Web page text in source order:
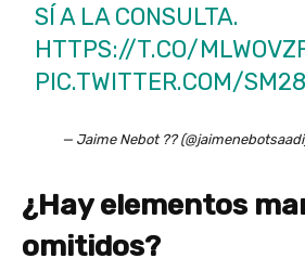
SÍ A LA CONSULTA.
HTTPS://T.CO/
PIC.TWITTER.COM/
— Jaime Nebot ??
¿Hay elementos
omitidos?